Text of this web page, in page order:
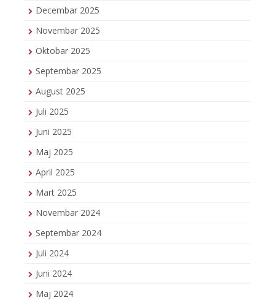
Decembar 2025
Novembar 2025
Oktobar 2025
Septembar 2025
August 2025
Juli 2025
Juni 2025
Maj 2025
April 2025
Mart 2025
Novembar 2024
Septembar 2024
Juli 2024
Juni 2024
Maj 2024